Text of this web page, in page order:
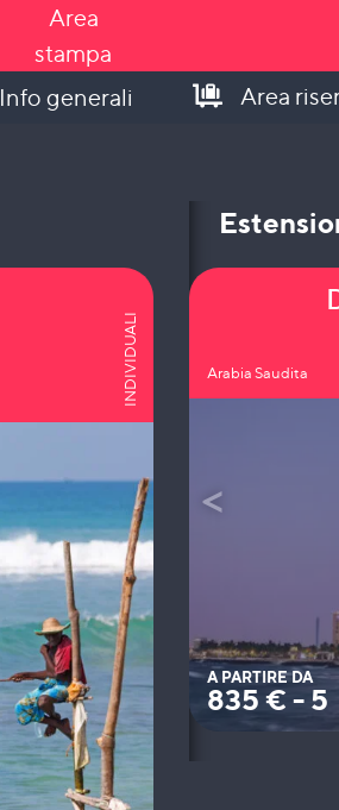
Area
stampa
Info generali Area
INDIVIDUALI Arabia Saudita
A PARTIRE DA
835 € - 5